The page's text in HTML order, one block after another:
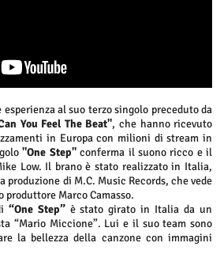
al suo terzo singolo preceduto da
You Feel The Beat", che hanno ricevuto
in Europa con milioni di stream in
"One Step"conferma il suono ricco e il
Low. Il brano è stato realizzato in Italia,
produzione di M.C. Music Records, che vede
produttore Marco Camasso.
“One Step”è stato girato in Italia da un
“Mario Miccione”. Lui e il suo team sono
la bellezza della canzone con immagini